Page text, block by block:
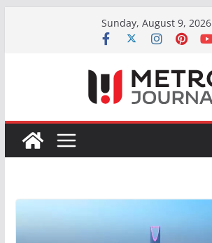
Sunday, August 9, 2026